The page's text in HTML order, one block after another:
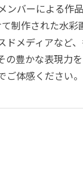
バーによる作
制作された水
ドメディアなど
の豊かな表現力
体感ください。